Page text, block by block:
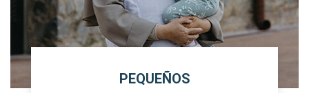
PEQUEÑOS